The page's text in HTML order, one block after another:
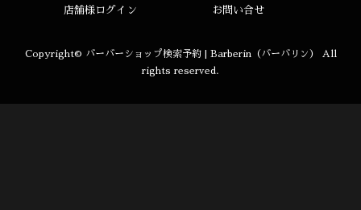
店舗様ログイン お問い合せ
Copyright© バーバーショップ検索予約 | Barberin（バーバリン）
All
rights reserved.